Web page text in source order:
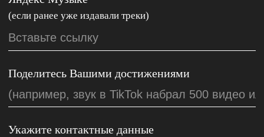
Политика обработки персональных данных
Публичная оферта
© Zion Music 2025 Все права защищены